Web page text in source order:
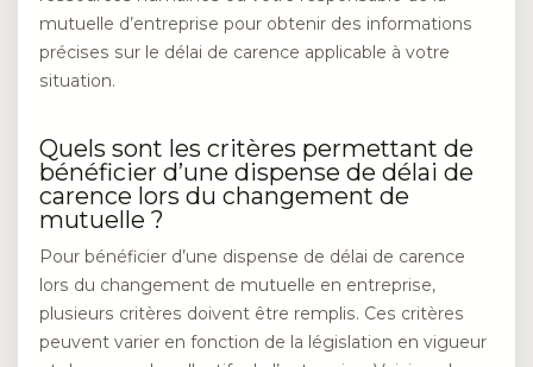
mutuelle d’entreprise pour obtenir des informations
précises sur le délai de carence applicable à votre
situation.
Quels sont les critères permettant de
bénéficier d’une dispense de délai de
carence lors du changement de
mutuelle ?
Pour bénéficier d’une dispense de délai de carence
lors du changement de mutuelle en entreprise,
plusieurs critères doivent être remplis. Ces critères
peuvent varier en fonction de la législation en vigueur